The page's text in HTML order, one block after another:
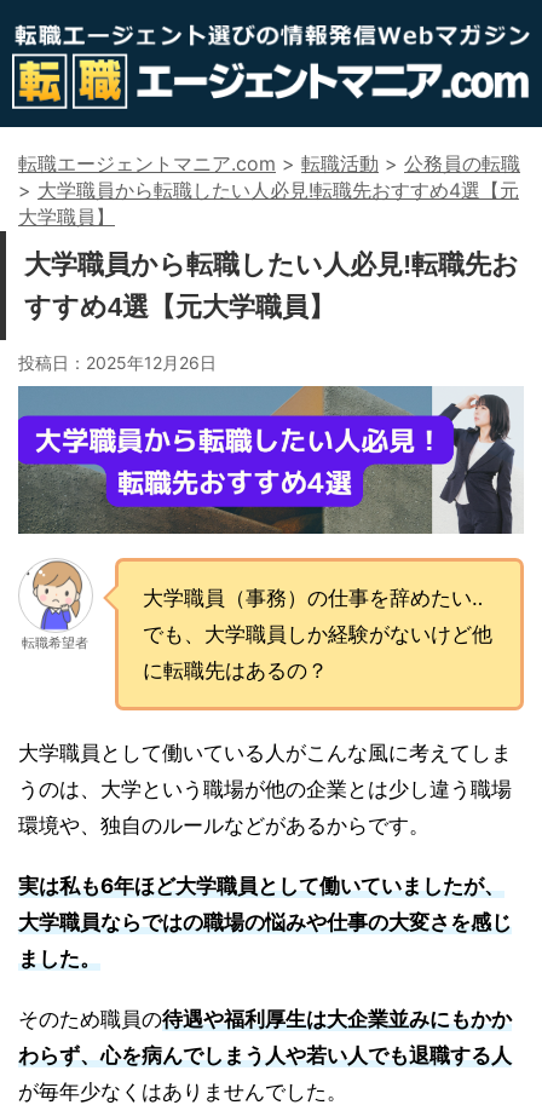
転職エージェントマニア.com > 転職活動 > 公務員の転職
> 大学職員から転職したい人必見!転職先おすすめ4選【元
大学職員】
大学職員から転職したい人必見!転職先お
すすめ4選【元大学職員】
投稿日： 2025年12月26日
転職希望者
大学職員（事務）の仕事を辞めたい‥
でも、大学職員しか経験がないけど他
に転職先はあるの？
大学職員として働いている人がこんな風に考えてしま
うのは、大学という職場が他の企業とは少し違う職場
環境や、独自のルールなどがあるからです。
実は私も6年ほど大学職員として働いていましたが、
大学職員ならではの職場の悩みや仕事の大変さを感じ
ました。
そのため職員の待遇や福利厚生は大企業並みにもかか
わらず、心を病んでしまう人や若い人でも退職する人
が毎年少なくはありませんでした。